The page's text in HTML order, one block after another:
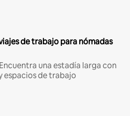
de trabajo para nómadas
una estadía larga con
espacios de trabajo